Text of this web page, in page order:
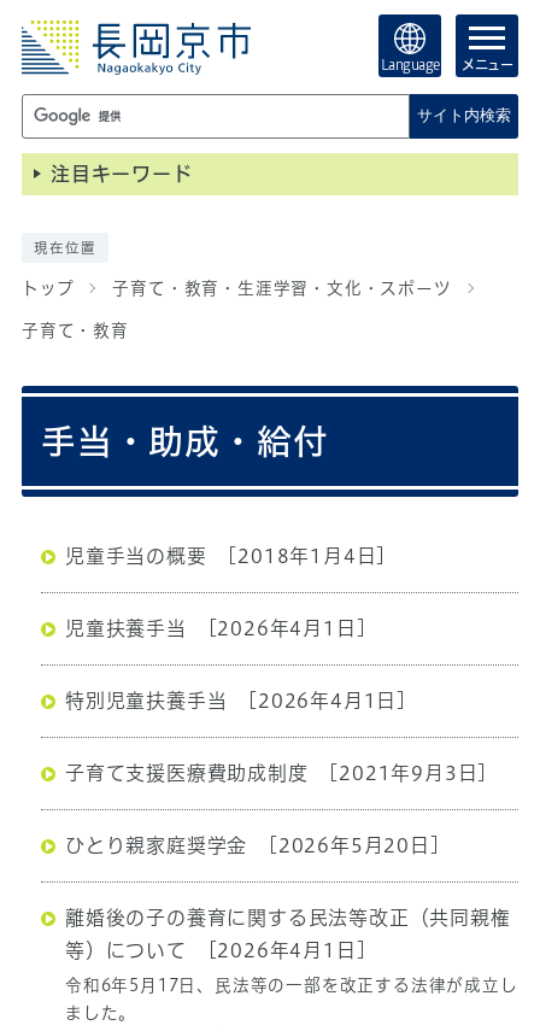
Language メニュー
サイト内検索
注目キーワード
現在位置
トップ 子育て・教育・生涯学習・文化・スポーツ
子育て・教育
手当・助成・給付
児童手当の概要 [2018年1月4日]
児童扶養手当 [2026年4月1日]
特別児童扶養手当 [2026年4月1日]
子育て支援医療費助成制度 [2021年9月3日]
ひとり親家庭奨学金 [2026年5月20日]
離婚後の子の養育に関する民法等改正（共同親権
等）について
[2026年4月1日]
令和6年5月17日、民法等の一部を改正する法律が成立し
ました。